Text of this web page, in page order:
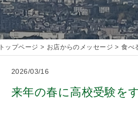
トップページ > お店からのメッセージ >食べ
2026/03/16
来年の春に高校受験を